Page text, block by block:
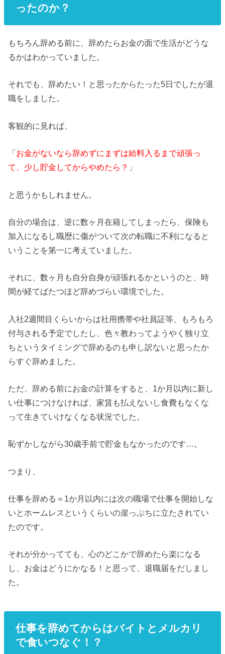
ったのか？
もちろん辞める前に、辞めたらお金の面で生活がどうな
るかはわかっていました。
それでも、辞めたい！と思ったからたった5日でしたが退
職をしました。
客観的に見れば、
「お金がないなら辞めずにまずは給料入るまで頑張っ
て、少し貯金してからやめたら？ 」
と思うかもしれません。
自分の場合は、逆に数ヶ月在籍してしまったら、保険も
加入になるし職歴に傷がついて次の転職に不利になると
いうことを第一に考えていました。
それに、数ヶ月も自分自身が頑張れるかというのと、時
間が経てばたつほど辞めづらい環境でした。
入社2週間目くらいからは社用携帯や社員証等、もろもろ
付与される予定でしたし、色々教わってようやく独り立
ちというタイミングで辞めるのも申し訳ないと思ったか
らすぐ辞めました。
ただ、辞める前にお金の計算をすると、1か月以内に新し
い仕事につけなければ、家賃も払えないし食費もなくな
って生きていけなくなる状況でした。
恥ずかしながら30歳手前で貯金もなかったのです…。
つまり、
仕事を辞める＝1か月以内には次の職場で仕事を開始しな
いとホームレスというくらいの崖っぷちに立たされてい
たのです。
それが分かってても、心のどこかで辞めたら楽になる
し、お金はどうにかなる！と思って、退職届をだしまし
た。
仕事を辞めてからはバイトとメルカリ
で食いつなぐ！？